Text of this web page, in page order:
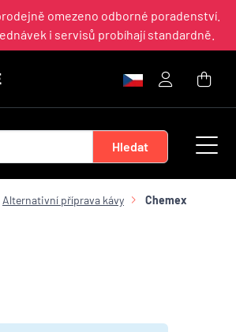
omezeno odborné poradenství.
i servisů probíhají standardně.
Alternativní příprava kávy Chemex